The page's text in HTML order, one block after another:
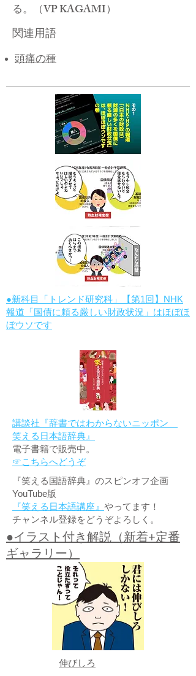
る。（VP KAGAMI）
関連用語
​頭痛の種
●新科目「トレンド研究科」【第1回】NHK
報道「国債に頼る厳しい財政状況」はほぼほ
ぼウソです
講談社『辞書ではわからないニッポン
笑える日本語辞典』
電子書籍で販売中。
☞こちらへどうぞ
『笑える国語辞典』のスピンオフ企画
YouTube版
『笑える日本語講座』 やってます！
チャンネル登録をどうぞよろしく。
●イラスト付き解説（新着+定番
ギャラリー）
伸びしろ